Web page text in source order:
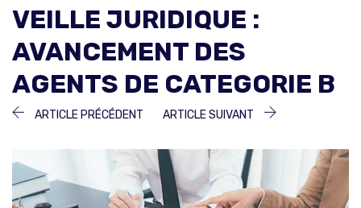
VEILLE JURIDIQUE :
AVANCEMENT DES
AGENTS DE CATEGORIE B
NAVIGATION
L’ARTICLE
ARTICLE PRÉCÉDENT ARTICLE
ARTICLE SUIVANT
ARTICLE